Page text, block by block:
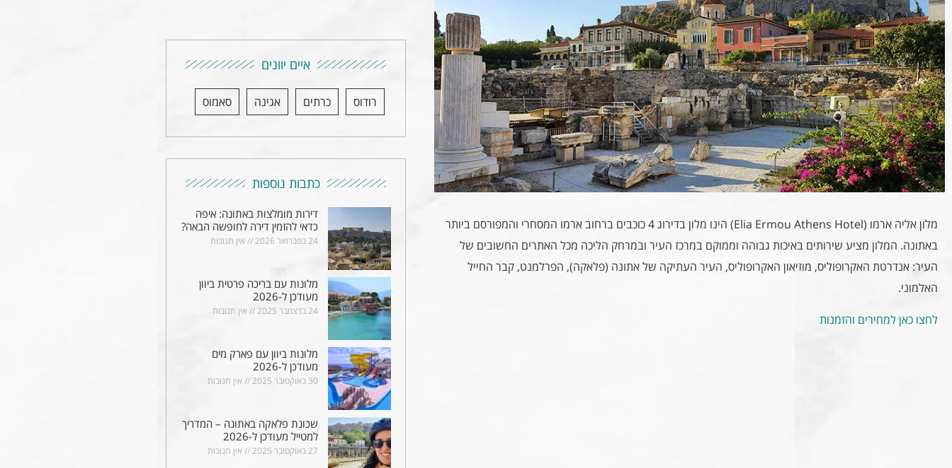
מלון אליה ארמו (Elia Ermou Athens Hotel) הינו מלון בדירוג 4 כוכבים ברחוב ארמו המסחרי והמפורסם ביותר
באתונה. המלון מציע שירותים באיכות גבוהה וממוקם במרכז העיר ובמרחק הליכה מכל האתרים החשובים של
העיר: אנדרטת האקרופוליס, מוזיאון האקרופוליס, העיר העתיקה של אתונה (פלאקה), הפרלמנט, קבר החייל
האלמוני.
לחצו כאן למחירים והזמנות
איים יוונים
רודוס כרתים אגינה סאמוס
כתבות נוספות
דירות מומלצות באתונה: איפה
כדאי להזמין דירה לחופשה הבאה?
24 בפברואר 2026 אין תגובות
מלונות עם בריכה פרטית ביוון
מעודכן ל-2026
24 בדצמבר 2025 אין תגובות
מלונות ביוון עם פארק מים
מעודכן ל-2026
30 באוקטובר 2025 אין תגובות
שכונת פלאקה באתונה – המדריך
למטייל מעודכן ל-2026
27 באוקטובר 2025 אין תגובות